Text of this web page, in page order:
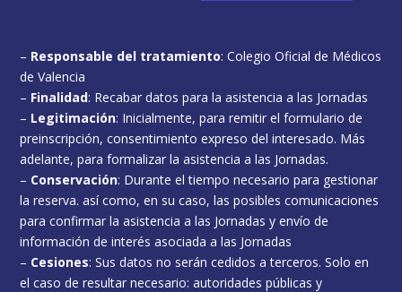
– Responsable del tratamiento: Colegio Oficial de Médicos
de Valencia
– Finalidad: Recabar datos para la asistencia a las Jornadas
– Legitimación: Inicialmente, para remitir el formulario de
preinscripción, consentimiento expreso del interesado. Más
adelante, para formalizar la asistencia a las Jornadas.
– Conservación: Durante el tiempo necesario para gestionar
la reserva. así como, en su caso, las posibles comunicaciones
para confirmar la asistencia a las Jornadas y envío de
información de interés asociada a las Jornadas
– Cesiones: Sus datos no serán cedidos a terceros. Solo en
el caso de resultar necesario: autoridades públicas y